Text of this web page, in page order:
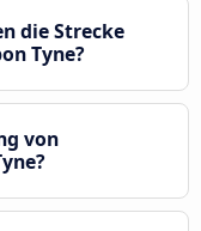
die Strecke
Tyne?
von